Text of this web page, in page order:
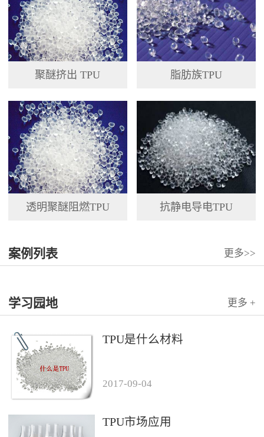
聚醚挤出 TPU 脂肪族TPU
透明聚醚阻燃TPU 抗静电导电TPU
案例列表 更多>>
学习园地 更多 +
TPU是什么材料
2017-09-04
TPU市场应用